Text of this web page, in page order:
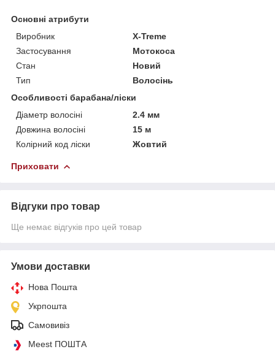
Основні атрибути
Виробник
X-Treme
Застосування
Мотокоса
Стан
Новий
Тип
Волосінь
Особливості барабана/ліски
Діаметр волосіні
2.4 мм
Довжина волосіні
15 м
Колірний код ліски
Жовтий
Приховати
Відгуки про товар
Ще немає відгуків про цей товар
Умови доставки
Нова Пошта
Укрпошта
Самовивіз
Meest ПОШТА